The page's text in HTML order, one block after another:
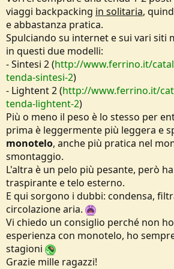
o
n
e
viaggi backpacking in solitaria,
e abbastanza pratica.
Spulciando su internet e sui vari siti
in questi due modelli:
- Sintesi 2 (http://www.ferrino.it/
tenda-sintesi-2)
- Lightent 2 (http://www.ferrino.it/
tenda-lightent-2)
Più o meno il peso è lo stesso per
prima è leggermente più leggera e
monotelo, anche più pratica nel
smontaggio.
L'altra è un pelo più pesante, però
traspirante e telo esterno.
E qui sorgono i dubbi: condensa,
circolazione aria.
Vi chiedo un consiglio perché non
esperienza con monotelo, ho
stagioni
Grazie mille ragazzi!